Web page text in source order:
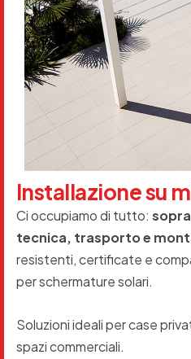
Installazionesu m
Ci occupiamo di tutto:
tecnica, trasporto e
resistenti, certificate e
per schermature solari.
Soluzioni ideali per case
spazi commerciali.